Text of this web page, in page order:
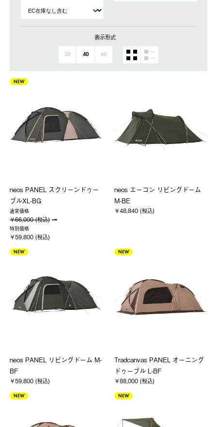
表示形式
20 40 60
NEW
neos PANEL スクリーンドゥー
ブルXL-BG
通常価格
￥66,000 (税込)
特別価格
￥59,800 (税込)
neos エーコン リビングドーム
M-BE
￥48,840 (税込)
NEW
neos PANEL リビングドーム M-
BF
￥59,800 (税込)
NEW
Tradcanvas PANEL オーニング
ドゥーブル L-BF
￥88,000 (税込)
NEW NEW